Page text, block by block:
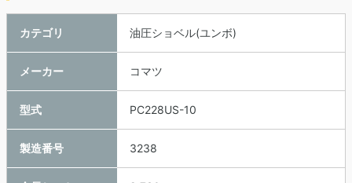
カテゴリ 油圧ショベル(ユンボ)
メーカー コマツ
型式 PC228US-10
製造番号 3238